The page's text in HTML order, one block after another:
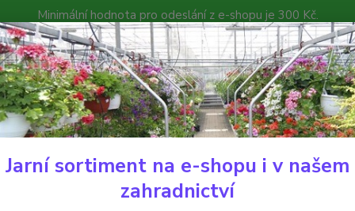
Minimální hodnota pro odeslání z e-shopu je 300 Kč.
můžete čekat nejpozději v následujícím týdnu po přijetí
Poradna Kontakty
Hledat
Paeonia, Pivoňka Paeonia 'Gardenia'- Pivoňka bílá - cena na prodejně
Jarní sortiment na e-shopu i v našem
zahradnictví